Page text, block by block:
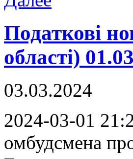
Податкові
області)
03.03.2024
2024-03-01
oмбудсмeнa